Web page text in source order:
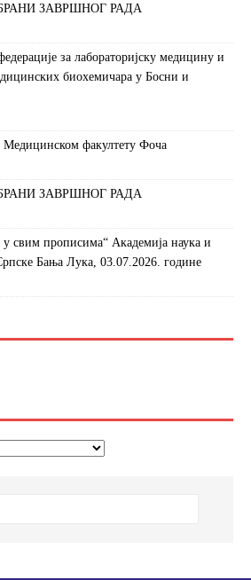
ЗАВРШНОГ РАДА
за лабораторијску медицину и
биохемичара у Босни и
факултету Фоча
ЗАВРШНОГ РАДА
свим прописима“ Академија наука и
Бања Лука, 03.07.2026. године